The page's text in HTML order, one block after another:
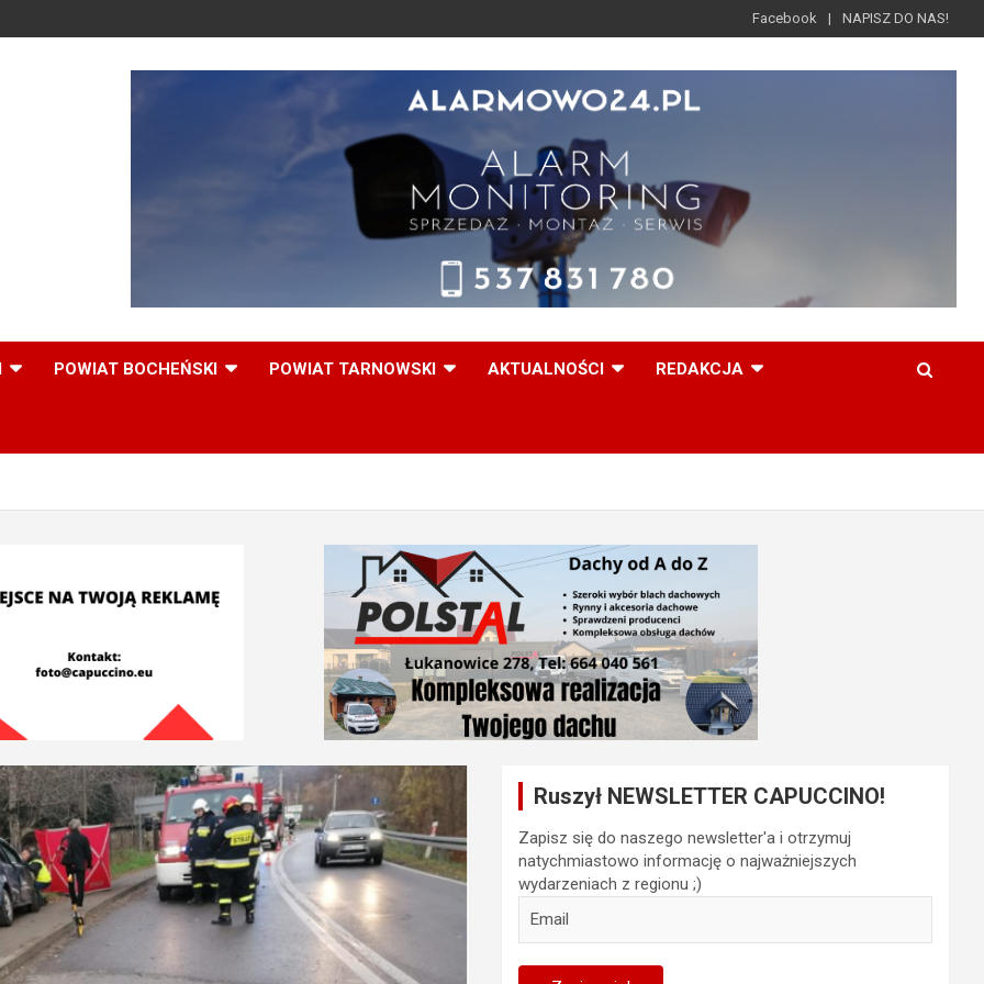
Facebook NAPISZ DO NAS!
POWIAT BOCHEŃSKI POWIAT TARNOWSKI AKTUALNOŚCI REDAKCJA
Ruszył NEWSLETTER CAPUCCINO!
Zapisz się do naszego newsletter'a i otrzymuj
natychmiastowo informację o najważniejszych
wydarzeniach z regionu ;)